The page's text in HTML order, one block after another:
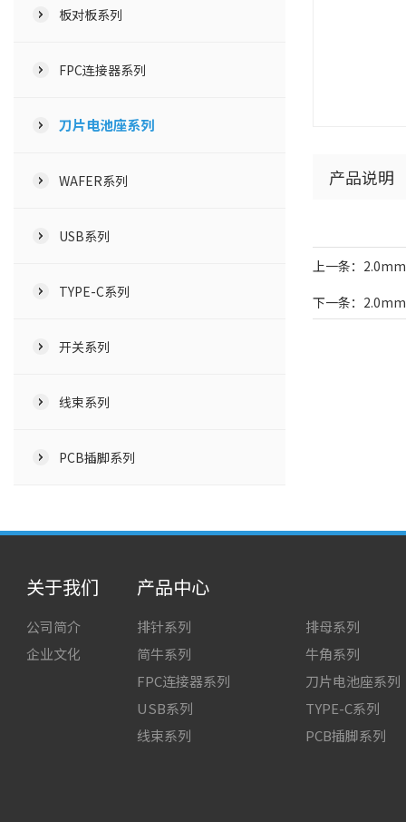
板对板系列
FPC连接器系列
刀片电池座系列
WAFER系列
USB系列
TYPE-C系列
开关系列
线束系列
PCB插脚系列
产品说明
上一条：
下一条：
关于我们
公司简介
企业文化
产品中心
排针系列
排母系列
简牛系列
牛角系列
FPC连接器系列
刀片电池座系列
USB系列
TYPE-C系列
线束系列
PCB插脚系列